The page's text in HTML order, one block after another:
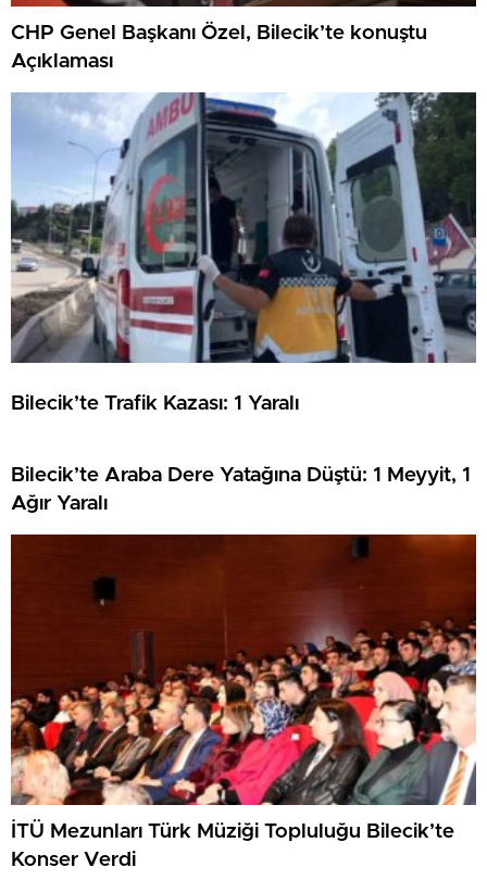
CHP Genel Başkanı Özel, Bilecik’te konuştu
Açıklaması
Bilecik’te Trafik Kazası: 1 Yaralı
Bilecik’te Araba Dere Yatağına Düştü: 1 Meyyit, 1
Ağır Yaralı
İTÜ Mezunları Türk Müziği Topluluğu Bilecik’te
Konser Verdi